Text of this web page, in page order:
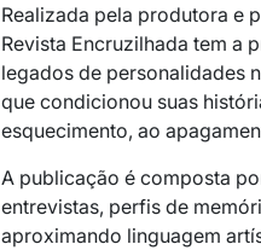
Realizada pela produtora e
Revista Encruzilhada tem a
legados de personalidades
que condicionou suas
esquecimento, ao
A publicação é composta
entrevistas, perfis de
aproximando linguagem